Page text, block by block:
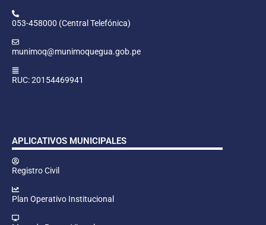
053-458000 (Central Telefónica)
munimoq@munimoquegua.gob.pe
RUC: 20154469941
APLICATIVOS MUNICIPALES
Registro Civil
Plan Operativo Institucional